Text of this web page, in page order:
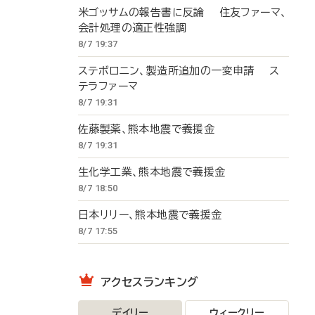
米ゴッサムの報告書に反論 住友ファーマ、
会計処理の適正性強調
8/7 19:37
ステボロニン、製造所追加の一変申請 ス
テラファーマ
8/7 19:31
佐藤製薬、熊本地震で義援金
8/7 19:31
生化学工業、熊本地震で義援金
8/7 18:50
日本リリー、熊本地震で義援金
8/7 17:55
アクセスランキング
デイリー ウィークリー